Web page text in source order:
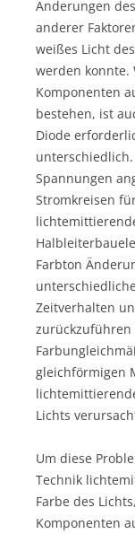
Änderungen
anderer
weißes Licht
werden
Komponenten
bestehen, ist
Diode
Spannungen
Stromkreisen
Farbton
Zeitverhalten
zurückzuführen
gleichförmigen
Lichts
Um diese
Technik
Farbe des
Komponenten